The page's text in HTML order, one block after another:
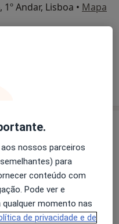
Andar, Lisboa • Mapa
nossos parceiros
para
conteúdo com
Pode ver e
momento nas
de privacidade e de